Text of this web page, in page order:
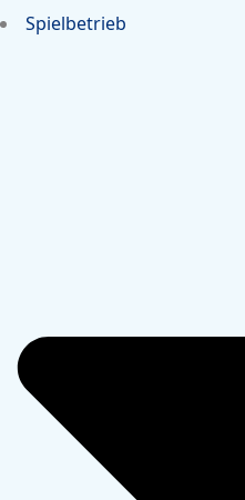
Spielbetrieb